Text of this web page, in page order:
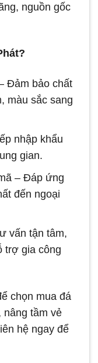
nguồn gốc
Đảm bảo chất
màu sắc sang
nhập khẩu
gian.
– Đáp ứng
đến ngoại
vấn tận tâm,
trợ gia công
chọn mua đá
nâng tầm vẻ
hệ ngay để